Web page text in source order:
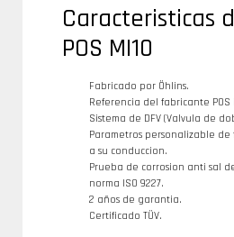
Caracteristicas
POS MI10
Fabricado por Öhlins.
Referencia del fabricante POS
Sistema de DFV (Valvula de
Parametros personalizable
a su conduccion.
Prueba de corrosion anti sal
norma ISO 9227.
2 años de garantia.
Certificado TÜV.